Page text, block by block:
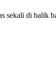
di balik